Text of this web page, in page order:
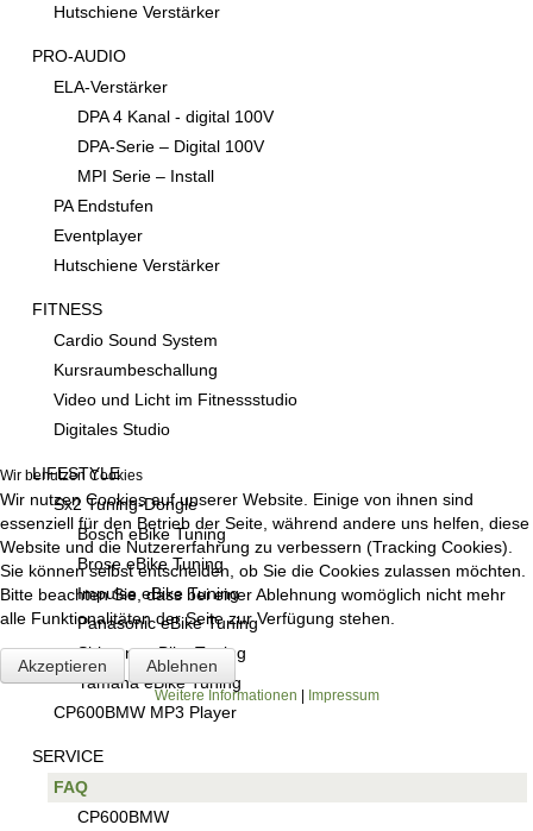
Hutschiene Verstärker
PRO-AUDIO
ELA-Verstärker
DPA 4 Kanal - digital 100V
DPA-Serie – Digital 100V
MPI Serie – Install
PA Endstufen
Eventplayer
Hutschiene Verstärker
FITNESS
Cardio Sound System
Kursraumbeschallung
Video und Licht im Fitnessstudio
Digitales Studio
LIFESTYLE
Sx2 Tuning-Dongle
Bosch eBike Tuning
Brose eBike Tuning
Impulse eBike Tuning
Panasonic eBike Tuning
Shimano eBike Tuning
Yamaha eBike Tuning
CP600BMW MP3 Player
SERVICE
FAQ
CP600BMW
Wir benutzen Cookies
Wir nutzen Cookies auf unserer Website. Einige von ihnen sind
essenziell für den Betrieb der Seite, während andere uns helfen, diese
Website und die Nutzererfahrung zu verbessern (Tracking Cookies).
Sie können selbst entscheiden, ob Sie die Cookies zulassen möchten.
Bitte beachten Sie, dass bei einer Ablehnung womöglich nicht mehr
alle Funktionalitäten der Seite zur Verfügung stehen.
Akzeptieren Ablehnen
Weitere Informationen | Impressum